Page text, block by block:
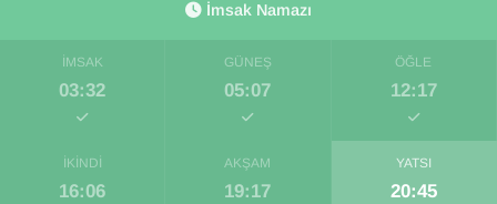
İmsak Namazı
İMSAK
03:32
GÜNEŞ
05:07
ÖĞLE
12:17
İKINDI
16:06
AKŞAM
19:17
YATSI
20:45